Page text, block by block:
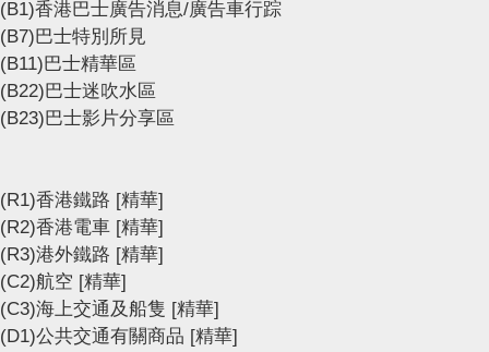
(B1)香港巴士廣告消息/廣告車行踪
(B7)巴士特別所見
(B11)巴士精華區
(B22)巴士迷吹水區
(B23)巴士影片分享區
(R1)香港鐵路 [精華]
(R2)香港電車 [精華]
(R3)港外鐵路 [精華]
(C2)航空 [精華]
(C3)海上交通及船隻 [精華]
(D1)公共交通有關商品 [精華]